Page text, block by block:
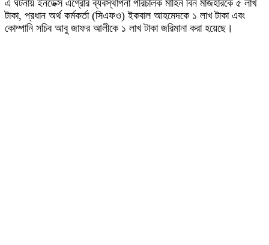
এ ঘটনায় ইনডেক্স এগ্রোর ব্যবস্থাপনা পরিচালক মাহিন বিন মাজহারকে ৫ লাখ
টাকা, প্রধান অর্থ কর্মকর্তা (সিএফও) ইকবাল আহমেদকে ১ লাখ টাকা এবং
কোম্পানি সচিব আবু জাফর আলীকে ১ লাখ টাকা জরিমানা করা হয়েছে।